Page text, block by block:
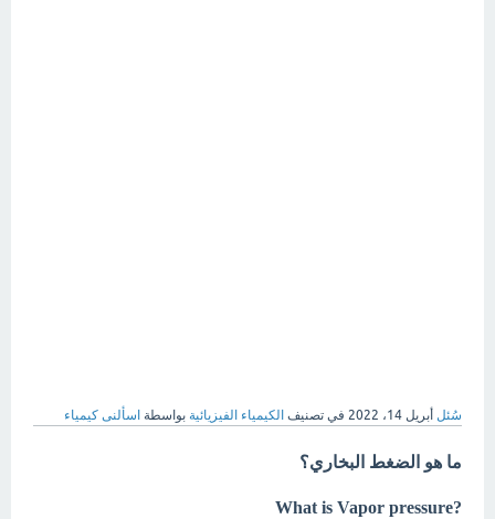
سُئل أبريل 14، 2022 في تصنيف الكيمياء الفيزيائية بواسطة اسألنى كيمياء
ما هو الضغط البخاري؟
?What is Vapor pressure